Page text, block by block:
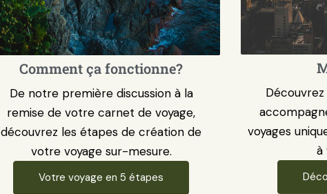
Comment ça fonctionne?
De notre première discussion à la
remise de votre carnet de voyage,
découvrez les étapes de création de
votre voyage sur-mesure.
Votre voyage en 5 étapes
voyages
à